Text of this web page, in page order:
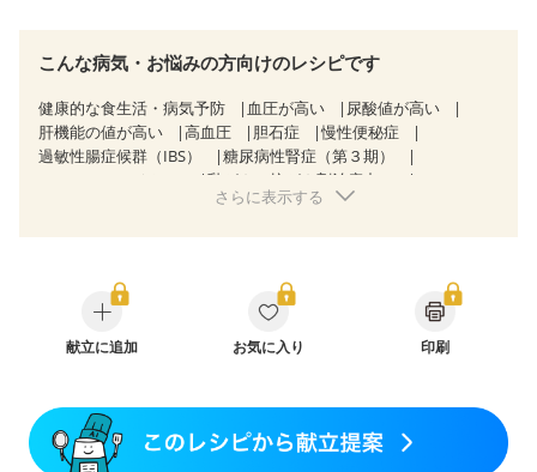
こんな病気・お悩みの方向けのレシピです
健康的な食生活・病気予防 血圧が高い
尿酸値が高い
肝機能の値が高い
高血圧 胆石症
慢性便秘症
過敏性腸症候群（IBS）
糖尿病性腎症（第３期）
CKD（ステージ３a）
乳がん（抗がん剤治療中）
乳がん（ホルモン療法中）
乳がん（放射線治療中）
ニキビ・肌荒れ
更年期
さらに表示する
献立に追加 お気に入り 印刷